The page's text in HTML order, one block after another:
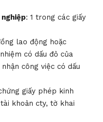
nghiệp: 1 trong các giấy
lao động hoặc
có dấu đỏ của
công việc có dấu
giấy phép kinh
khoản cty, tờ khai